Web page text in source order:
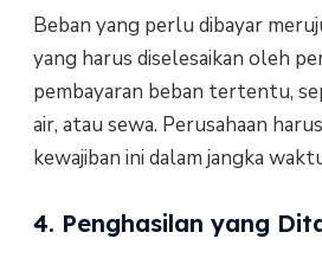
Beban yang perlu dibayar
yang harus diselesaikan oleh
pembayaran beban tertentu,
air, atau sewa. Perusahaan
kewajiban ini dalam jangka
4. Penghasilan yang